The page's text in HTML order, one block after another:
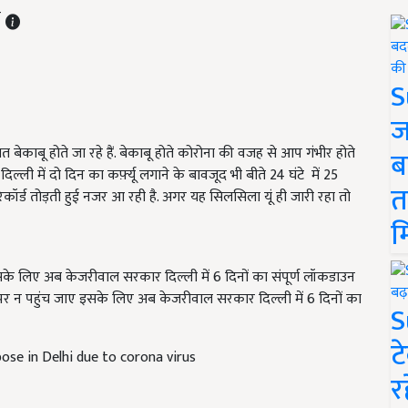
होते जा रहे हैं. बेकाबू होते कोरोना की वजह से आप गंभीर होते
में दो दिन का कर्फ़्यू लगाने के बावजूद भी बीते 24 घंटे में 25
तोड़ती हुई नजर आ रही है. अगर यह सिलसिला यूं ही जारी रहा तो
लिए अब केजरीवाल सरकार दिल्ली में 6 दिनों का संपूर्ण लॉकडाउन
न पहुंच जाए इसके लिए अब केजरीवाल सरकार दिल्ली में 6 दिनों का
in Delhi due to corona virus